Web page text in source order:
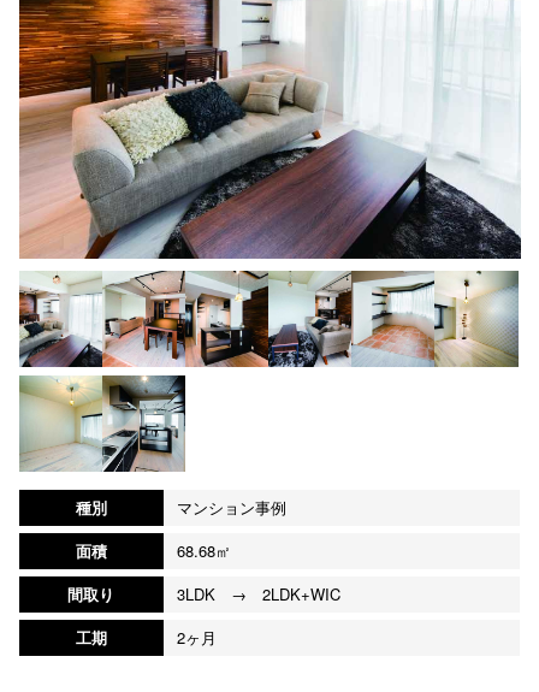
種別
マンション事例
面積
68.68㎡
間取り
3LDK → 2LDK+WIC
工期
2ヶ月